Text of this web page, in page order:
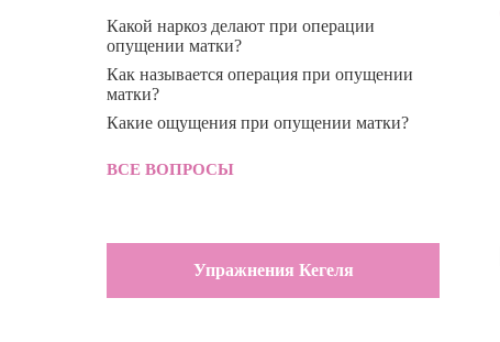
Какой наркоз делают при операции
опущении матки?
Как называется операция при опущении
матки?
Какие ощущения при опущении матки?
ВСЕ ВОПРОСЫ
Упражнения Кегеля